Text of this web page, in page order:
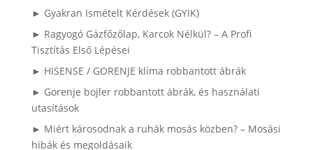
► Gyakran Ismételt Kérdések (GYIK)
► Ragyogó Gázfőzőlap, Karcok Nélkül? – A Profi
Tisztítás Első Lépései
► HISENSE / GORENJE klíma robbantott ábrák
► Gorenje bojler robbantott ábrák, és használati
utasítások
► Miért károsodnak a ruhák mosás közben? – Mosási
hibák és megoldásaik